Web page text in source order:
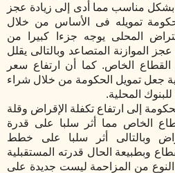
بشكل مناسب مما أدى إلى زيادة عجز
تمويله فى الأساس من خلال
المحلى يوجه جزءا كبيرا من
الموازنة المتصاعد وبالتالى يقلل
القطاع الخاص. كما أن ارتفاع سعر
جعل تمويل الحكومة من خلال شراء
المحلية.
إلى ارتفاع تكفلة الإقراض وقلة
الخاص مما أثر سلبا على قدرة
وبالتالى أثر سلبا على خطط
وبطبيعة الحال قدرته المستقبلية
من المزاحمة ليست جديدة على